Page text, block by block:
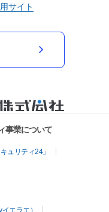
サイト
事業について
ュリティ24」
エラエ）